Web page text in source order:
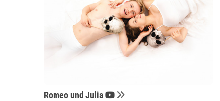
Romeo und Julia